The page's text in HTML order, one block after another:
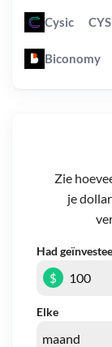
Zie
je
Had
Elke
$
Cysic CYS
Biconomy